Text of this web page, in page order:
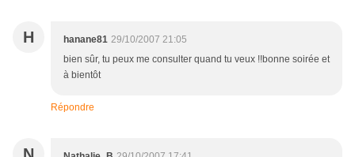
H hanane81 29/10/2007 21:05
bien sûr, tu peux me consulter quand tu veux !!bonne soirée et
à bientôt
Répondre